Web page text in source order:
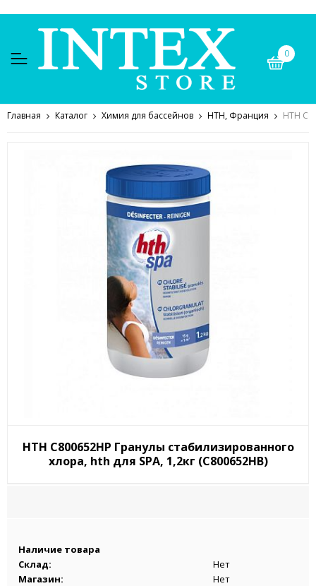
0
Главная Каталог Химия для бассейнов HTH, Франция HTH
HTH C800652HP Гранулы стабилизированного
хлора, hth для SPA, 1,2кг (C800652HВ)
Наличие товара
Склад:
Нет
Магазин:
Нет